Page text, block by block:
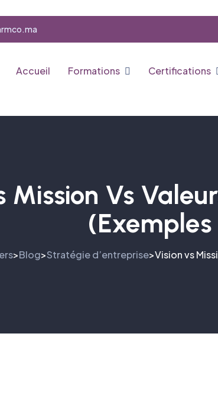
Accueil Formations Certifications
Mission Vs
>Blog>Stratégie d’entreprise>Vision vs